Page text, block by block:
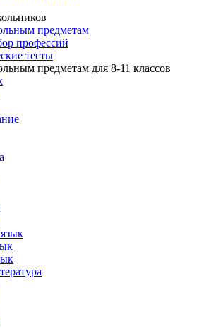
предметам
профессий
тесты
предметам для 8-11 классов